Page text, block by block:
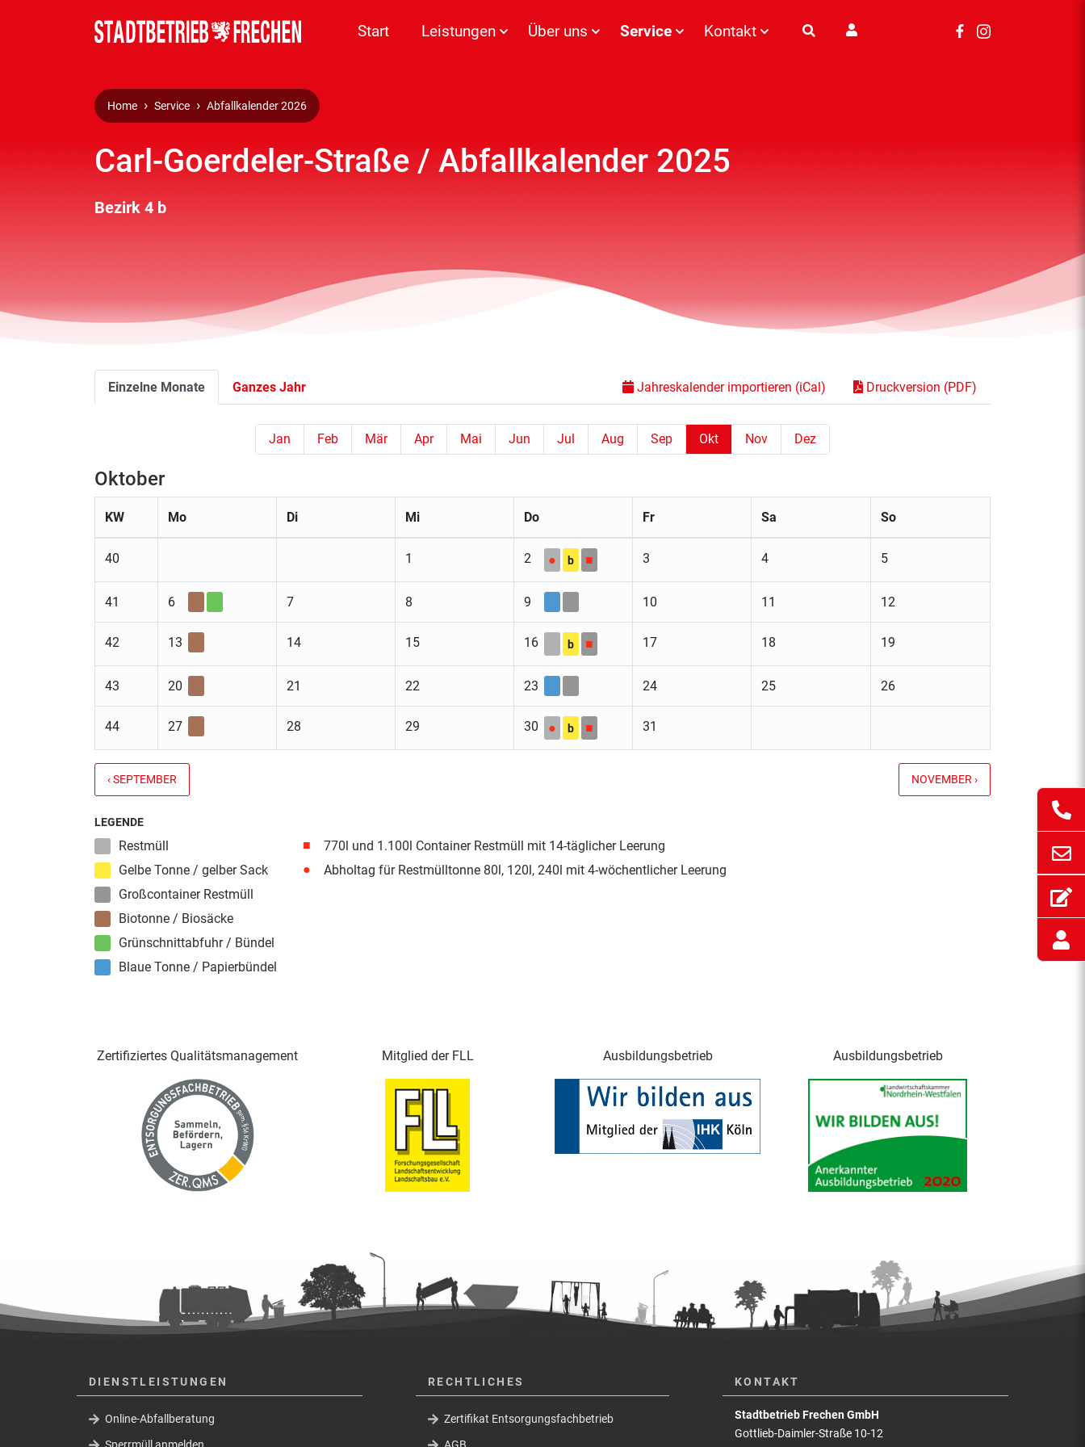
Start Leistungen Über uns Service Kontakt
Home Service Abfallkalender 2026
Carl-Goerdeler-Straße / Abfallkalender 2025
Bezirk 4 b
Einzelne Monate Ganzes Jahr Jahreskalender importieren (iCal) Druckversion (PDF)
Jan Feb Mär Apr Mai Jun Jul Aug Sep Okt Nov Dez
Oktober
KW Mo Di Mi Do Fr Sa So
40 1 2 ● b ■ 3 4 5
41 6 7 8 9 10 11 12
42 13 14 15 16 b ■ 17 18 19
43 20 21 22 23 24 25 26
44 27 28 29 30 ● b ■ 31
‹ SEPTEMBER NOVEMBER ›
LEGENDE
Restmüll
Gelbe Tonne / gelber Sack
Großcontainer Restmüll
Biotonne / Biosäcke
Grünschnittabfuhr / Bündel
Blaue Tonne / Papierbündel
■
770l und 1.100l Container Restmüll mit 14-täglicher Leerung
●
Abholtag für Restmülltonne 80l, 120l, 240l mit 4-wöchentlicher Leerung
Zertifiziertes Qualitäts­management Mitglied der FLL Ausbildungsbetrieb Ausbildungsbetrieb
DIENSTLEISTUNGEN
Online-Abfallberatung
RECHTLICHES
Zertifikat Entsorgungsfachbetrieb
KONTAKT
Stadtbetrieb Frechen GmbH
Gottlieb-Daimler-Straße 10-12